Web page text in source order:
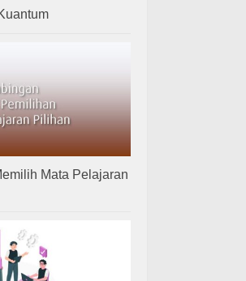
Mata Pelajaran